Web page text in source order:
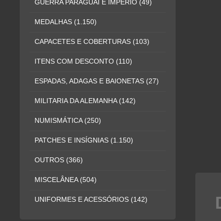
GUERRA PARAGUAI E IMPÉRIO (49)
MEDALHAS (1.150)
CAPACETES E COBERTURAS (103)
ITENS COM DESCONTO (110)
ESPADAS, ADAGAS E BAIONETAS (27)
MILITARIA DA ALEMANHA (142)
NUMISMÁTICA (250)
PATCHES E INSÍGNIAS (1.150)
OUTROS (366)
MISCELÂNEA (504)
UNIFORMES E ACESSÓRIOS (142)